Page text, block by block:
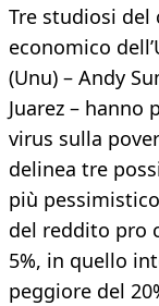
Tre studiosi
economico
(Unu) – Andy
Juarez – hanno
virus sulla
delinea tre
più
del reddito pro
5%, in quello
peggiore del